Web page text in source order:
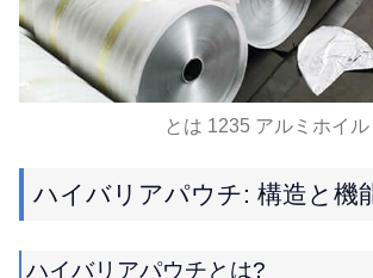
とは 1235 アルミホイル
ハイバリアパウチ: 構造と機
ハイバリアパウチとは?